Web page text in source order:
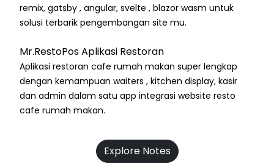
remix, gatsby , angular, svelte , blazor wasm untuk
solusi terbarik pengembangan site mu.
Mr.RestoPos Aplikasi Restoran
Aplikasi restoran cafe rumah makan super lengkap
dengan kemampuan waiters , kitchen display, kasir
dan admin dalam satu app integrasi website resto
cafe rumah makan.
Explore Notes